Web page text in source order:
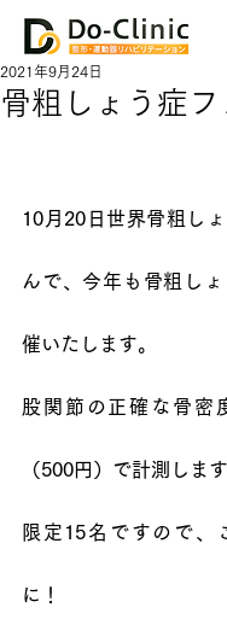
骨粗しょう症フ
2021年9月24日
10月20日世界骨粗し
んで、今年も骨粗し
催いたします。
股関節の正確な骨密
（500円）で計測します
限定15名ですので、
に！